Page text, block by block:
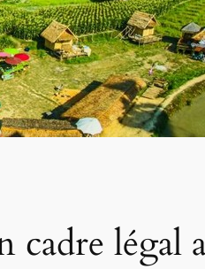
cadre légal